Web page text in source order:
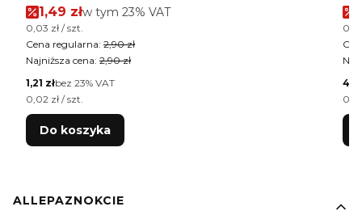
Cena promocyjna brutto
1,49 złw tym %s VAT
w tym 23% VAT
Cena jednostkowa brutto
0,03 zł / szt.
Cena regularna: 2,90 zł
Najniższa cena: 2,90 zł
Cena netto
1,21 złbez 23% VAT
Cena jednostkowa netto
0,02 zł / szt.
Do koszyka
Linki w stopce
ALLEPAZNOKCIE